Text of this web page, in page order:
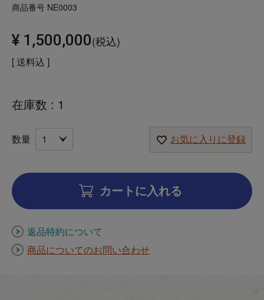
商品番号 NE0003
¥ 1,500,000 税込
送料込
在庫数 1
お気に入りに登録
カートに入れる
返品特約について
商品についてのお問い合わせ